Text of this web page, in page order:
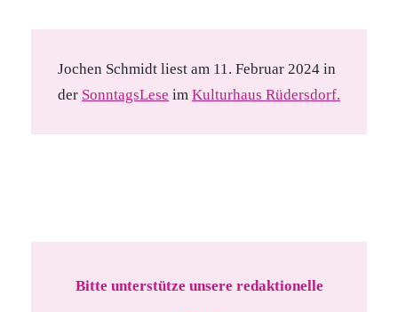
Jochen Schmidt liest am 11. Februar 2024 in
der SonntagsLese im Kulturhaus Rüdersdorf.
Bitte unterstütze unsere redaktionelle